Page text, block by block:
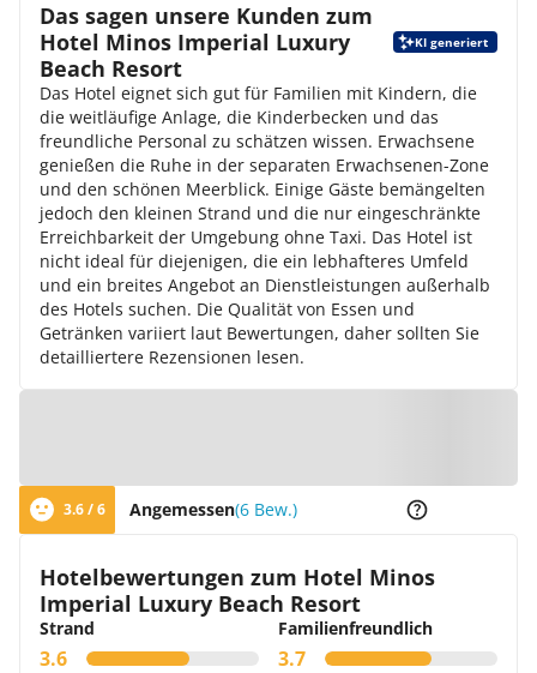
Das sagen unsere Kunden zum
Hotel Minos Imperial Luxury
Beach Resort
KI generiert
Das Hotel eignet sich gut für Familien mit Kindern, die
die weitläufige Anlage, die Kinderbecken und das
freundliche Personal zu schätzen wissen. Erwachsene
genießen die Ruhe in der separaten Erwachsenen-Zone
und den schönen Meerblick. Einige Gäste bemängelten
jedoch den kleinen Strand und die nur eingeschränkte
Erreichbarkeit der Umgebung ohne Taxi. Das Hotel ist
nicht ideal für diejenigen, die ein lebhafteres Umfeld
und ein breites Angebot an Dienstleistungen außerhalb
des Hotels suchen. Die Qualität von Essen und
Getränken variiert laut Bewertungen, daher sollten Sie
detailliertere Rezensionen lesen.
3.6 / 6 Angemessen(6 Bew.)
Hotelbewertungen zum Hotel Minos
Imperial Luxury Beach Resort
Strand
3.6
Familienfreundlich
3.7